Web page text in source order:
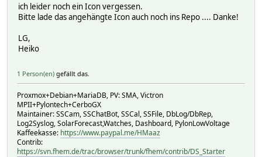
ich leider noch ein Icon vergessen.
Bitte lade das angehängte Icon auch noch ins Repo .... Danke!
LG,
Heiko
1 Person(en) gefällt das.
Proxmox+Debian+MariaDB, PV: SMA, Victron
MPII+Pylontech+CerboGX
Maintainer: SSCam, SSChatBot, SSCal, SSFile, DbLog/DbRep,
Log2Syslog, SolarForecast,Watches, Dashboard, PylonLowVoltage
Kaffeekasse: https://www.paypal.me/HMaaz
Contrib:
https://svn.fhem.de/trac/browser/trunk/fhem/contrib/DS_Starter